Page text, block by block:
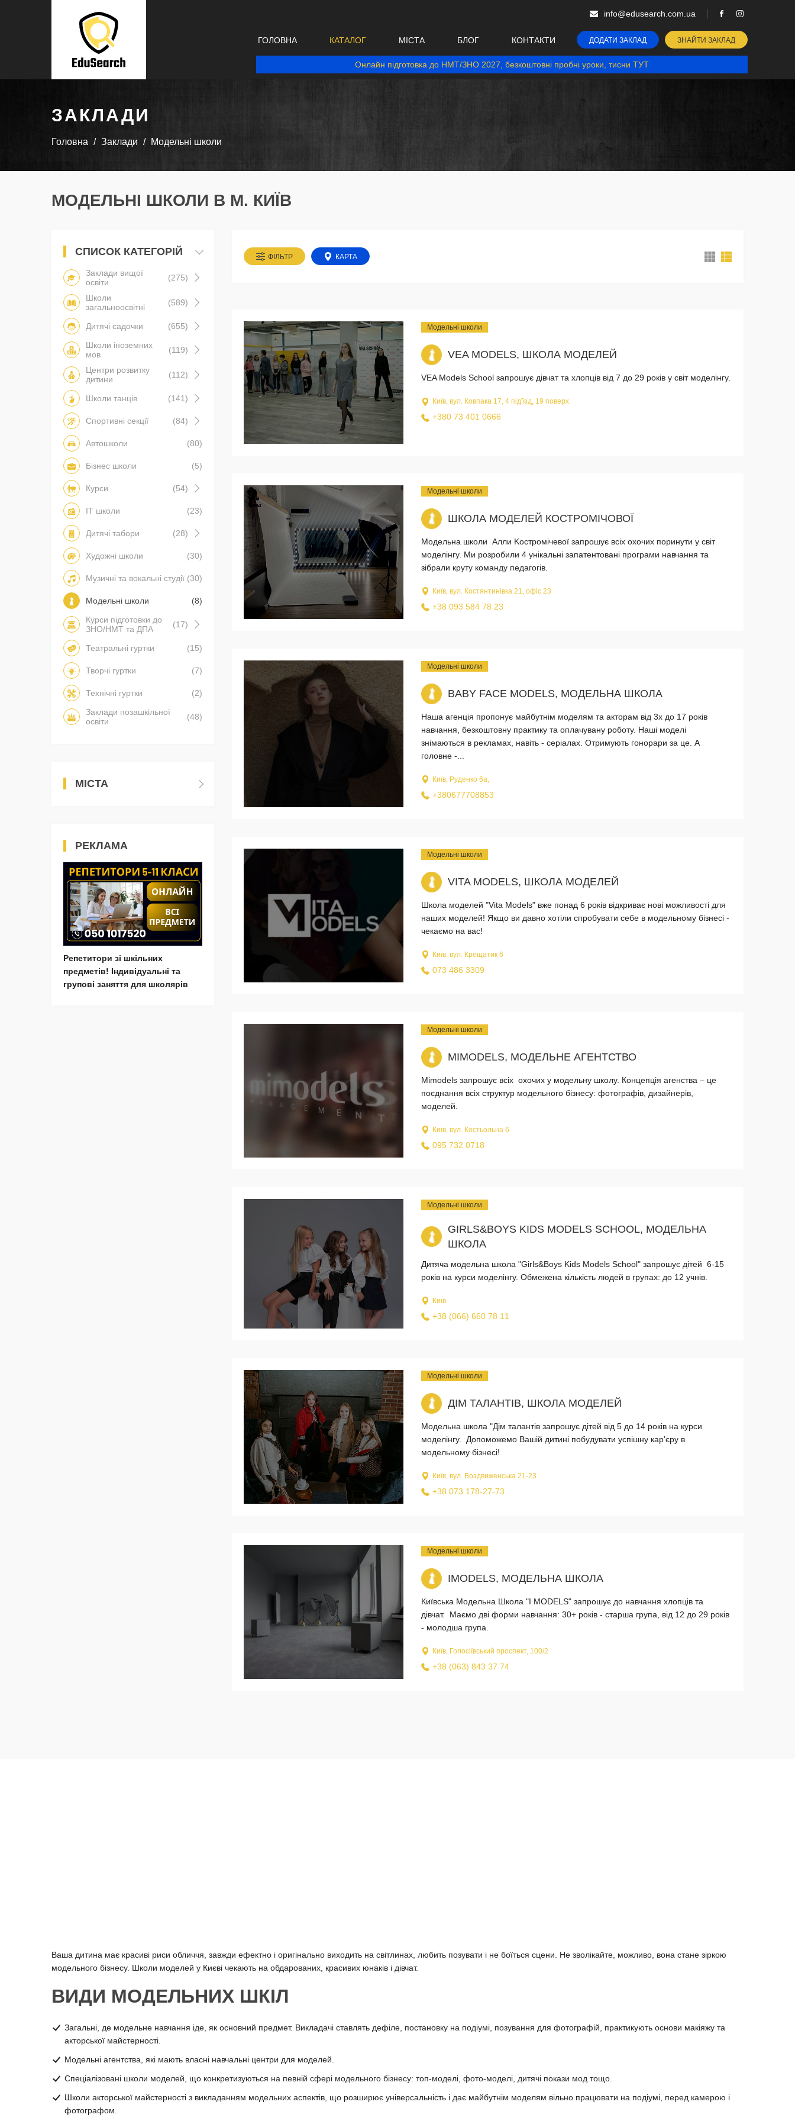
info@edusearch.com.ua
ГОЛОВНА КАТАЛОГ МІСТА БЛОГ КОНТАКТИ ДОДАТИ ЗАКЛАД ЗНАЙТИ ЗАКЛАД
Онлайн підготовка до НМТ/ЗНО 2027, безкоштовні пробні уроки, тисни ТУТ
ЗАКЛАДИ
Головна Заклади Модельні школи
МОДЕЛЬНІ ШКОЛИ В М. КИЇВ
ФІЛЬТР КАРТА
Модельні школи
VEA MODELS, ШКОЛА МОДЕЛЕЙ
VEA Models School запрошує дівчат та хлопців від 7 до 29 років у світ моделінгу.
Київ, вул. Ковпака 17, 4 під'їзд, 19 поверх
+380 73 401 0666
Модельні школи
ШКОЛА МОДЕЛЕЙ КОСТРОМІЧОВОЇ
Модельна школи Алли Kостромічевої запрошує всіх охочих поринути у світ
моделінгу. Ми розробили 4 унікальні запатентовані програми навчання та
зібрали круту команду педагогів.
Київ, вул. Костянтинівка 21, офіс 23
+38 093 584 78 23
Модельні школи
BABY FACE MODELS, МОДЕЛЬНА ШКОЛА
Наша агенція пропонує майбутнім моделям та акторам від 3х до 17 років
навчання, безкоштовну практику та оплачувану роботу. Наші моделі
знімаються в рекламах, навіть - серіалах. Отримують гонорари за це. А
головне -...
Київ, Руденко 6а,
+380677708853
Модельні школи
VITA MODELS, ШКОЛА МОДЕЛЕЙ
Школа моделей "Vita Models" вже понад 6 років відкриває нові можливості для
наших моделей! Якщо ви давно хотіли спробувати себе в модельному бізнесі -
чекаємо на вас!
Київ, вул. Крещатик 6
073 486 3309
Модельні школи
MIMODELS, МОДЕЛЬНЕ АГЕНТСТВО
Mimodels запрошує всіх охочих у модельну школу. Концепція агенства – це
поєднання всіх структур модельного бізнесу: фотографів, дизайнерів,
моделей.
Київ, вул. Костьольна 6
095 732 0718
Модельні школи
GIRLS&BOYS KIDS MODELS SCHOOL, МОДЕЛЬНА
ШКОЛА
Дитяча модельна школа "Girls&Boys Kids Models School" запрошує дітей 6-15
років на курси моделінгу. Обмежена кількість людей в групах: до 12 учнів.
Київ
+38 (066) 660 78 11
Модельні школи
ДІМ ТАЛАНТІВ, ШКОЛА МОДЕЛЕЙ
Модельна школа "Дім талантів запрошує дітей від 5 до 14 років на курси
моделінгу. Допоможемо Вашій дитині побудувати успішну кар'єру в
модельному бізнесі!
Київ, вул. Воздвиженська 21-23
+38 073 178-27-73
Модельні школи
IMODELS, МОДЕЛЬНА ШКОЛА
Київська Модельна Школа "I MODELS" запрошує до навчання хлопців та
дівчат. Маємо дві форми навчання: 30+ років - старша група, від 12 до 29 років
- молодша група.
Київ, Голосіївський проспект, 100/2
+38 (063) 843 37 74
СПИСОК КАТЕГОРІЙ
Заклади вищої
освіти
(275)
Школи
загальноосвітні
(589)
Дитячі садочки
(655)
Школи іноземних
мов
(119)
Центри розвитку
дитини
(112)
Школи танців (141)
Спортивні секції (84)
Автошколи (80)
Бізнес школи (5)
Курси (54)
IT школи (23)
Дитячі табори (28)
Художні школи (30)
Музичні та вокальні студії (30)
Модельні школи
(8)
Курси підготовки до
ЗНО/НМТ та ДПА
(17)
Театральні гуртки (15)
Творчі гуртки (7)
Технічні гуртки
(2)
Заклади позашкільної
освіти
(48)
МІСТА
РЕКЛАМА
Репетитори зі шкільних
предметів! Індивідуальні та
групові заняття для школярів
Ваша дитина має красиві риси обличчя, завжди ефектно і оригінально виходить на світлинах, любить позувати і не боїться сцени. Не зволікайте, можливо, вона стане зіркою
модельного бізнесу. Школи моделей у Києві чекають на обдарованих, красивих юнаків і дівчат.
ВИДИ МОДЕЛЬНИХ ШКІЛ
Загальні, де модельне навчання іде, як основний предмет. Викладачі ставлять дефіле, постановку на подіумі, позування для фотографій, практикують основи макіяжу та
акторської майстерності.
Модельні агентства, які мають власні навчальні центри для моделей.
Спеціалізовані школи моделей, що конкретизуються на певній сфері модельного бізнесу: топ-моделі, фото-моделі, дитячі покази мод тощо.
Школи акторської майстерності з викладанням модельних аспектів, що розширює універсальність і дає майбутнім моделям вільно працювати на подіумі, перед камерою і
фотографом.